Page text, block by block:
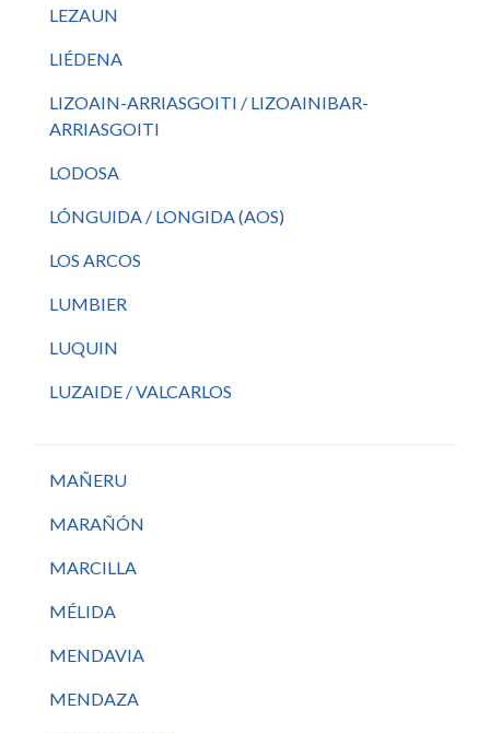
LEZAUN
LIÉDENA
LIZOAIN-ARRIASGOITI / LIZOAINIBAR-
ARRIASGOITI
LODOSA
LÓNGUIDA / LONGIDA (AOS)
LOS ARCOS
LUMBIER
LUQUIN
LUZAIDE / VALCARLOS
MAÑERU
MARAÑÓN
MARCILLA
MÉLIDA
MENDAVIA
MENDAZA